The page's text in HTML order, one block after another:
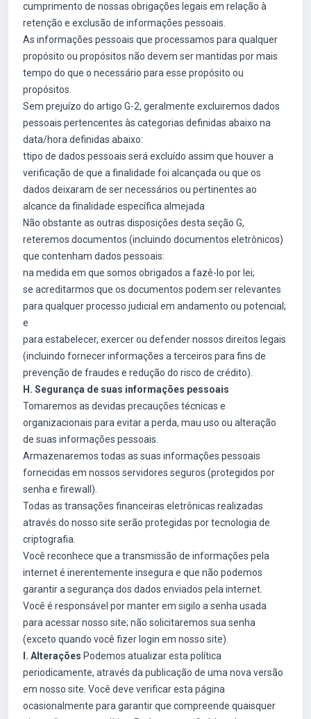
cumprimento de nossas obrigações legais em relação à
retenção e exclusão de informações pessoais.
As informações pessoais que processamos para qualquer
propósito ou propósitos não devem ser mantidas por mais
tempo do que o necessário para esse propósito ou
propósitos.
Sem prejuízo do artigo G-2, geralmente excluiremos dados
pessoais pertencentes às categorias definidas abaixo na
data/hora definidas abaixo:
ttipo de dados pessoais será excluído assim que houver a
verificação de que a finalidade foi alcançada ou que os
dados deixaram de ser necessários ou pertinentes ao
alcance da finalidade específica almejada
Não obstante as outras disposições desta seção G,
reteremos documentos (incluindo documentos eletrônicos)
que contenham dados pessoais:
na medida em que somos obrigados a fazê-lo por lei;
se acreditarmos que os documentos podem ser relevantes
para qualquer processo judicial em andamento ou potencial;
e
para estabelecer, exercer ou defender nossos direitos legais
(incluindo fornecer informações a terceiros para fins de
prevenção de fraudes e redução do risco de crédito).
H. Segurança de suas informações pessoais
Tomaremos as devidas precauções técnicas e
organizacionais para evitar a perda, mau uso ou alteração
de suas informações pessoais.
Armazenaremos todas as suas informações pessoais
fornecidas em nossos servidores seguros (protegidos por
senha e firewall).
Todas as transações financeiras eletrônicas realizadas
através do nosso site serão protegidas por tecnologia de
criptografia.
Você reconhece que a transmissão de informações pela
internet é inerentemente insegura e que não podemos
garantir a segurança dos dados enviados pela internet.
Você é responsável por manter em sigilo a senha usada
para acessar nosso site; não solicitaremos sua senha
(exceto quando você fizer login em nosso site).
I. Alterações Podemos atualizar esta política
periodicamente, através da publicação de uma nova versão
em nosso site. Você deve verificar esta página
ocasionalmente para garantir que compreende quaisquer